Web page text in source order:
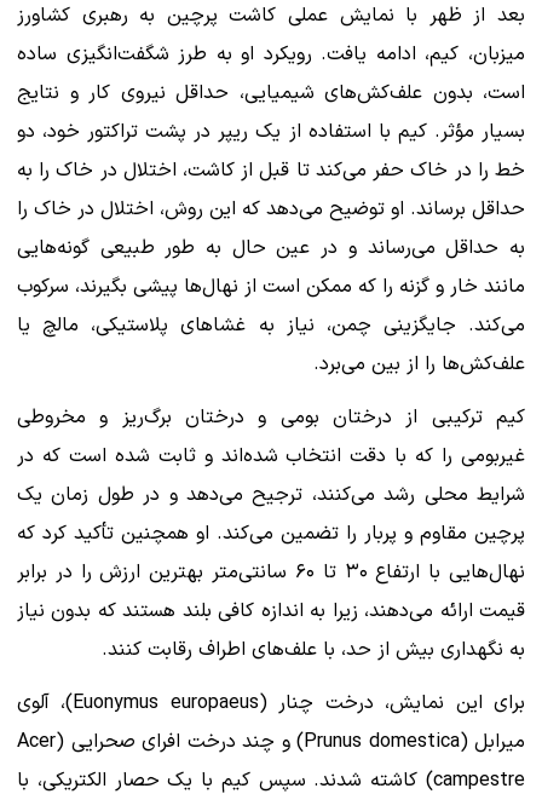
بعد از ظهر با نمایش عملی کاشت پرچین به رهبری کشاورز
میزبان، کیم، ادامه یافت. رویکرد او به طرز شگفت‌انگیزی ساده
است، بدون علف‌کش‌های شیمیایی، حداقل نیروی کار و نتایج
بسیار مؤثر. کیم با استفاده از یک ریپر در پشت تراکتور خود، دو
خط را در خاک حفر می‌کند تا قبل از کاشت، اختلال در خاک را به
حداقل برساند. او توضیح می‌دهد که این روش، اختلال در خاک را
به حداقل می‌رساند و در عین حال به طور طبیعی گونه‌هایی
مانند خار و گزنه را که ممکن است از نهال‌ها پیشی بگیرند، سرکوب
می‌کند. جایگزینی چمن، نیاز به غشاهای پلاستیکی، مالچ یا
علف‌کش‌ها را از بین می‌برد.
کیم ترکیبی از درختان بومی و درختان برگ‌ریز و مخروطی
غیربومی را که با دقت انتخاب شده‌اند و ثابت شده است که در
شرایط محلی رشد می‌کنند، ترجیح می‌دهد و در طول زمان یک
پرچین مقاوم و پربار را تضمین می‌کند. او همچنین تأکید کرد که
نهال‌هایی با ارتفاع ۳۰ تا ۶۰ سانتی‌متر بهترین ارزش را در برابر
قیمت ارائه می‌دهند، زیرا به اندازه کافی بلند هستند که بدون نیاز
به نگهداری بیش از حد، با علف‌های اطراف رقابت کنند.
برای این نمایش، درخت چنار (Euonymus europaeus)، آلوی
میرابل (Prunus domestica) و چند درخت افرای صحرایی (Acer
campestre) کاشته شدند. سپس کیم با یک حصار الکتریکی، با